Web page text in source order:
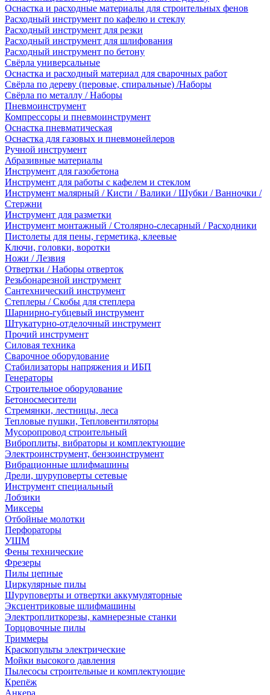
Оснастка и расходные материалы для строительных фенов
Расходный инструмент по кафелю и стеклу
Расходный инструмент для резки
Расходный инструмент для шлифования
Расходный инструмент по бетону
Свёрла универсальные
Оснастка и расходный материал для сварочных работ
Свёрла по дереву (перовые, спиральные) /Наборы
Свёрла по металлу / Наборы
Пневмоинструмент
Компрессоры и пневмоинструмент
Оснастка пневматическая
Оснастка для газовых и пневмонейлеров
Ручной инструмент
Абразивные материалы
Инструмент для газобетона
Инструмент для работы с кафелем и стеклом
Инструмент малярный / Кисти / Валики / Шубки / Ванночки /
Стержни
Инструмент для разметки
Инструмент монтажный / Столярно-слесарный / Расходники
Пистолеты для пены, герметика, клеевые
Ключи, головки, воротки
Ножи / Лезвия
Отвертки / Наборы отверток
Резьбонарезной инструмент
Сантехнический инструмент
Степлеры / Скобы для степлера
Шарнирно-губцевый инструмент
Штукатурно-отделочный инструмент
Прочий инструмент
Силовая техника
Сварочное оборудование
Стабилизаторы напряжения и ИБП
Генераторы
Строительное оборудование
Бетоносмесители
Стремянки, лестницы, леса
Тепловые пушки, Тепловентиляторы
Мусоропровод строительный
Виброплиты, вибраторы и комплектующие
Электроинструмент, бензоинструмент
Вибрационные шлифмашины
Дрели, шуруповерты сетевые
Инструмент специальный
Лобзики
Миксеры
Отбойные молотки
Перфораторы
УШМ
Фены технические
Фрезеры
Пилы цепные
Циркулярные пилы
Шуруповерты и отвертки аккумуляторные
Эксцентриковые шлифмашины
Электроплиткорезы, камнерезные станки
Торцовочные пилы
Триммеры
Краскопульты электрические
Мойки высокого давления
Пылесосы строительные и комплектующие
Крепёж
Анкера